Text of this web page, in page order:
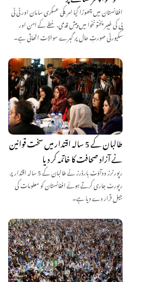
افغانستان میں چھوڑا گیا امریکی عسکری سامان اور ٹی ٹی
پی کی خیبر پختونخوا میں پیش قدمی، خطے کے امن اور
سکیورٹی صورتِ حال پر گہرے سوالات اٹھاتی ہے۔
طالبان کے 5 سالہ اقتدار میں سخت قوانین
نے آزاد صحافت کا خاتمہ کر دیا
رپورٹرز ودآؤٹ بارڈرز نے طالبان کے 5 سالہ اقتدار پر
رپورٹ جاری کرتے ہوئے افغانستان کو معلومات کی
جیل قرار دے دیا ہے۔